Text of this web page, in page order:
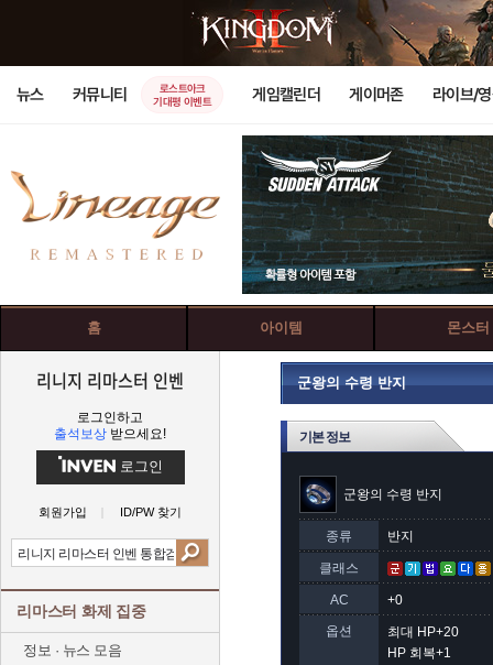
뉴스 커뮤니티
로스트아크
기대평 이벤트
게임캘린더 게이머존 라이브/
홈 아이템 몬스터
리니지 리마스터 인벤
로그인하고
출석보상 받으세요!
로그인
회원가입 ID/PW 찾기
리마스터 화제 집중
정보 · 뉴스 모음
군왕의 수령 반지
기본 정보
군왕의 수령 반지
종류 반지
클래스
AC
+0
옵션
최대 HP+20
HP 회복+1